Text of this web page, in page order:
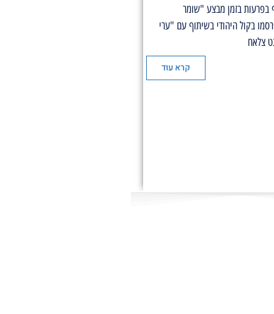
בזמן מבצע "שומר
בקול היהודי בשיתוף עם "ערי
צלאח
קרא עוד